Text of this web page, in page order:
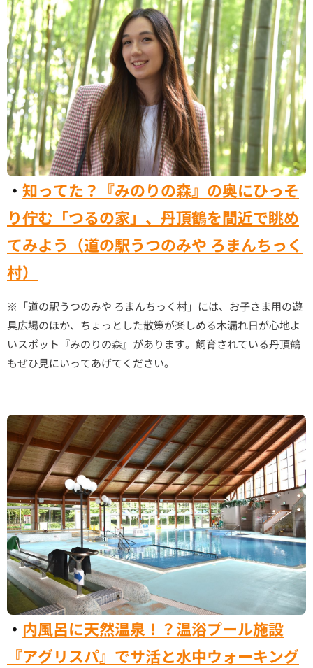
・ 知ってた？『みのりの森』の奥にひっそ
り佇む「つるの家」、丹頂鶴を間近で眺め
てみよう（道の駅うつのみや ろまんちっく
村）
※「道の駅うつのみや ろまんちっく村」には、お子さま用の遊
具広場のほか、ちょっとした散策が楽しめる木漏れ日が心地よ
いスポット『みのりの森』があります。飼育されている丹頂鶴
もぜひ見にいってあげてください。
・ 内風呂に天然温泉！？温浴プール施設
『アグリスパ』でサ活と水中ウォーキング